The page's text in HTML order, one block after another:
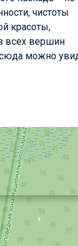
чистоты
красоты,
всех вершин
можно